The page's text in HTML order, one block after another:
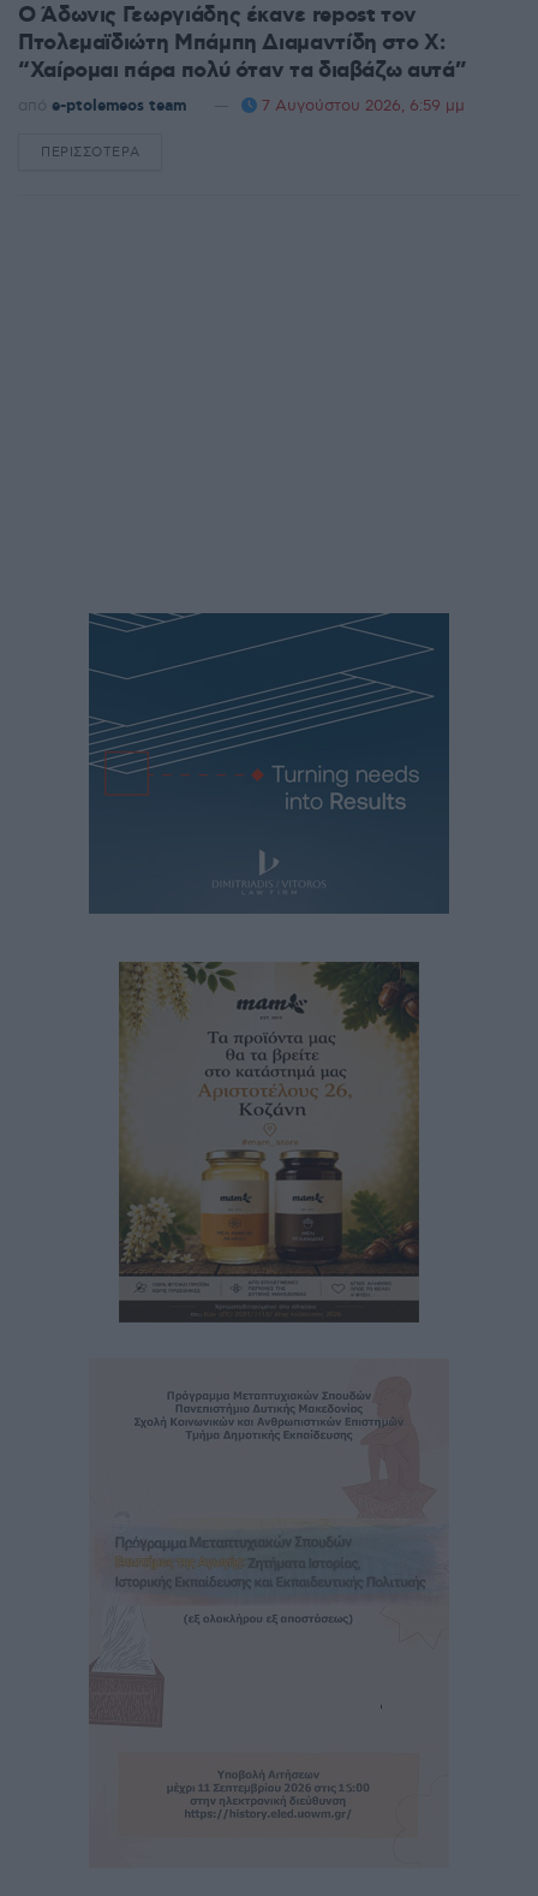
Ο Άδωνις Γεωργιάδης έκανε repost τον
Πτολεμαϊδιώτη Μπάμπη Διαμαντίδη στο X:
“Χαίρομαι πάρα πολύ όταν τα διαβάζω αυτά”
από e-ptolemeos team 7 Αυγούστου 2026, 6:59 μμ
ΠΕΡΙΣΣΌΤΕΡΑ